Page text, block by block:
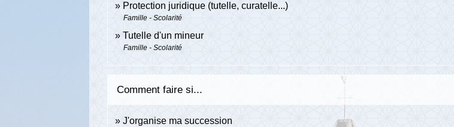
Protection juridique (tutelle, curatelle...)
Famille - Scolarité
Tutelle d'un mineur
Famille - Scolarité
Comment faire si...
J'organise ma succession